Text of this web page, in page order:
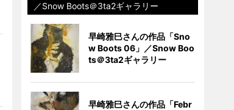
／Snow Boots＠3ta2ギャラリー
早崎雅巳さんの作品「Sno
w Boots 06」／Snow Boo
ts＠3ta2ギャラリー
早崎雅巳さんの作品「Febr